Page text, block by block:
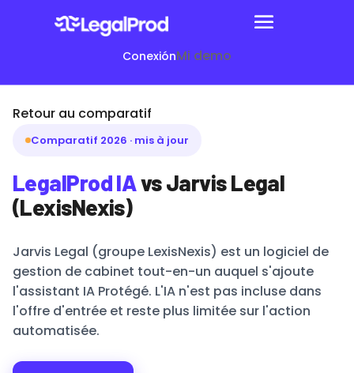
ConexiónMi demo
Retour au comparatif
Comparatif 2026 · mis à jour
LegalProd IAvs Jarvis Legal
(LexisNexis)
Jarvis Legal (groupe LexisNexis) est un logiciel de
gestion de cabinet tout-en-un auquel s'ajoute
l'assistant IA Protégé. L'IA n'est pas incluse dans
l'offre d'entrée et reste plus limitée sur l'action
automatisée.